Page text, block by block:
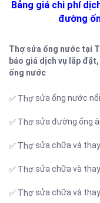
Bảng giá chi phí
đường
Thợ sửa ống nước tại
báo giá dịch vụ lắp
ống nước
✅ Thợ sửa ống nước
✅ Thợ sửa đường ống
✅ Thợ sửa chữa và
✅ Thợ sửa chữa và
✅ Thợ sửa chữa và